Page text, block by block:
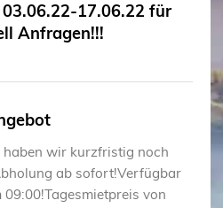
17.06.22 für
Anfragen!!!
haben wir kurzfristig noch
ab sofort!Verfügbar
von